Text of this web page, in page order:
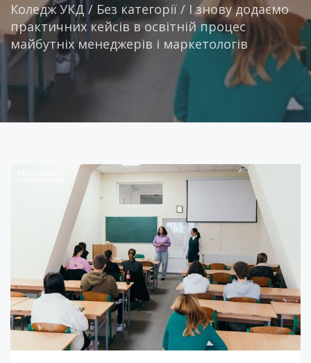
Коледж УКД / Без категорії / І знову додаємо
практичних кейсів в освітній процес
майбутніх менеджерів і маркетологів